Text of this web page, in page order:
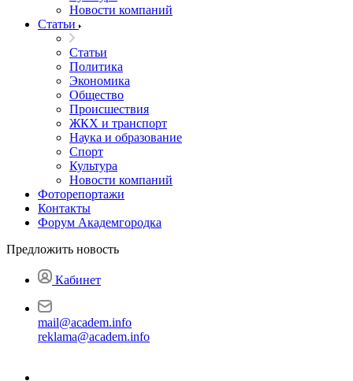
Новости компаний
Статьи
Статьи
Политика
Экономика
Общество
Происшествия
ЖКХ и транспорт
Наука и образование
Спорт
Культура
Новости компаний
Фоторепортажи
Контакты
Форум Академгородка
Предложить новость
Кабинет
mail@academ.info
reklama@academ.info